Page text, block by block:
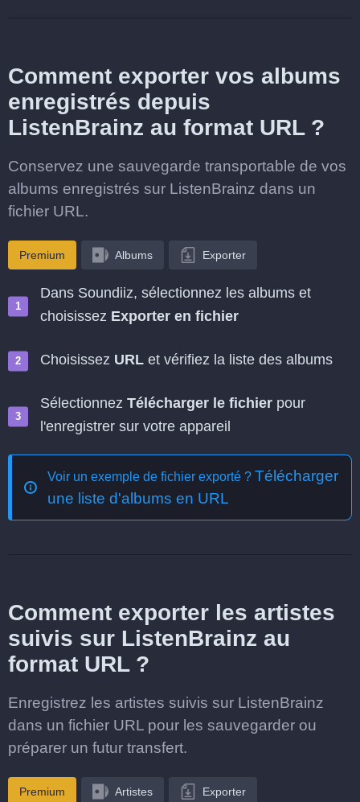
Comment exporter vos albums
enregistrés depuis
ListenBrainz au format URL ?
Conservez une sauvegarde transportable de vos
albums enregistrés sur ListenBrainz dans un
fichier URL.
Premium Albums Exporter
Dans Soundiiz, sélectionnez les albums et
choisissez Exporter en fichier
Choisissez URL et vérifiez la liste des albums
Sélectionnez Télécharger le fichier pour
l'enregistrer sur votre appareil
Voir un exemple de fichier exporté ? Télécharger
une liste d'albums en URL
Comment exporter les artistes
suivis sur ListenBrainz au
format URL ?
Enregistrez les artistes suivis sur ListenBrainz
dans un fichier URL pour les sauvegarder ou
préparer un futur transfert.
Premium Artistes Exporter